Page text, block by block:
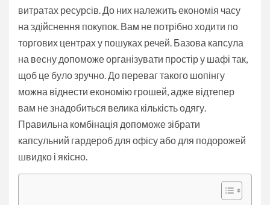
витратах ресурсів. До них належить економія часу
на здійснення покупок. Вам не потрібно ходити по
торгових центрах у пошуках речей. Базова капсула
на весну допоможе організувати простір у шафі так,
щоб це було зручно. До переваг такого шопінгу
можна віднести економію грошей, адже відтепер
вам не знадобиться велика кількість одягу.
Правильна комбінація допоможе зібрати
капсульний гардероб для офісу або для подорожей
швидко і якісно.